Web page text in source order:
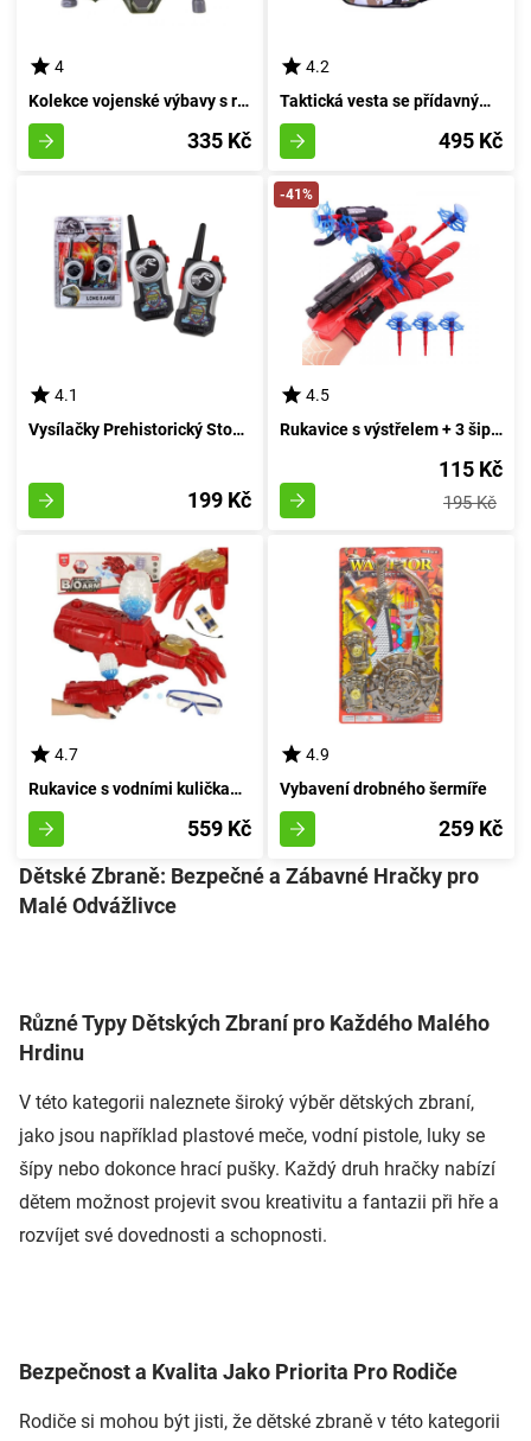
4
Kolekce vojenské výbavy s revolverem a příslušenstvím
335 Kč
4.2
Taktická vesta se přídavnými prvky
495 Kč
4.1
Vysílačky Prehistorický Stopař s doletem 30-80 m
199 Kč
-41%
4.5
Rukavice s výstřelem + 3 šipky
115 Kč
195 Kč
4.7
Rukavice s vodními kuličkami Iron Man Launchpad
559 Kč
4.9
Vybavení drobného šermíře
259 Kč
Dětské Zbraně: Bezpečné a Zábavné Hračky pro
Malé Odvážlivce
Různé Typy Dětských Zbraní pro Každého Malého
Hrdinu
V této kategorii naleznete široký výběr dětských zbraní,
jako jsou například plastové meče, vodní pistole, luky se
šípy nebo dokonce hrací pušky. Každý druh hračky nabízí
dětem možnost projevit svou kreativitu a fantazii při hře a
rozvíjet své dovednosti a schopnosti.
Bezpečnost a Kvalita Jako Priorita Pro Rodiče
Rodiče si mohou být jisti, že dětské zbraně v této kategorii